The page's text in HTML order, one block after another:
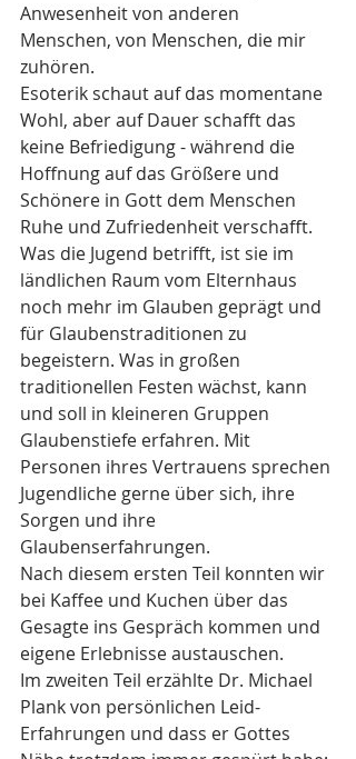
Anwesenheit von anderen
Menschen, von Menschen, die mir
zuhören.
Esoterik schaut auf das momentane
Wohl, aber auf Dauer schafft das
keine Befriedigung - während die
Hoffnung auf das Größere und
Schönere in Gott dem Menschen
Ruhe und Zufriedenheit verschafft.
Was die Jugend betrifft, ist sie im
ländlichen Raum vom Elternhaus
noch mehr im Glauben geprägt und
für Glaubenstraditionen zu
begeistern. Was in großen
traditionellen Festen wächst, kann
und soll in kleineren Gruppen
Glaubenstiefe erfahren. Mit
Personen ihres Vertrauens sprechen
Jugendliche gerne über sich, ihre
Sorgen und ihre
Glaubenserfahrungen.
Nach diesem ersten Teil konnten wir
bei Kaffee und Kuchen über das
Gesagte ins Gespräch kommen und
eigene Erlebnisse austauschen.
Im zweiten Teil erzählte Dr. Michael
Plank von persönlichen Leid-
Erfahrungen und dass er Gottes